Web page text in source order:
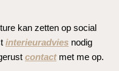
kan zetten op social
interieuradvies nodig
contactmet me op.